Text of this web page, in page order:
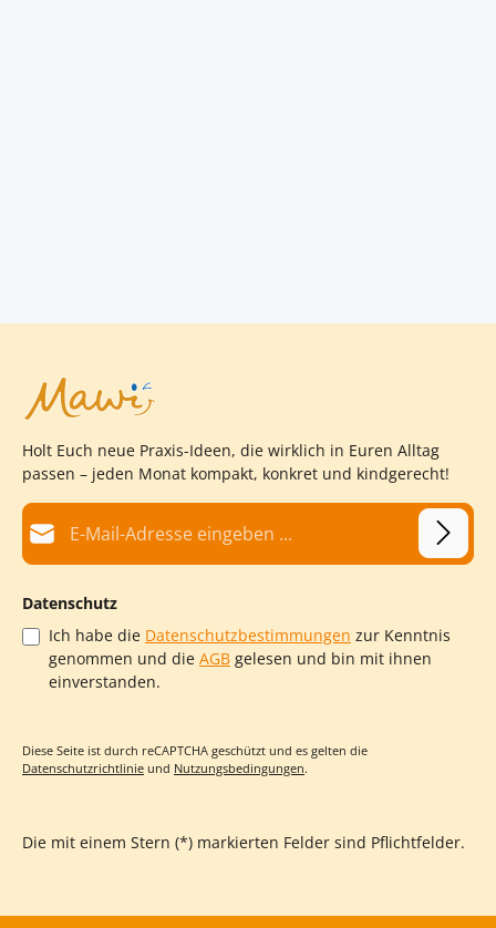
Holt Euch neue Praxis-Ideen, die wirklich in Euren Alltag
passen – jeden Monat kompakt, konkret und kindgerecht!
E-Mail-Adresse*
Datenschutz
Ich habe die Datenschutzbestimmungen zur Kenntnis
genommen und die AGB gelesen und bin mit ihnen
einverstanden.
Diese Seite ist durch reCAPTCHA geschützt und es gelten die
Datenschutzrichtlinie und Nutzungsbedingungen.
Die mit einem Stern (*) markierten Felder sind Pflichtfelder.